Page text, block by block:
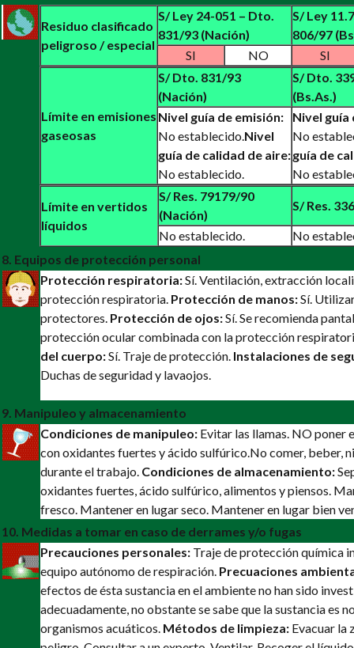
Residuo clasificado
peligroso / especial
S/ Ley 24-051 – Dto.
831/93 (Nación)
S/ Ley
806/97
SI
NO SI
Límite en emisiones
gaseosas
S/ Dto. 831/93
(Nación)
S/ Dto.
(Bs.As.)
Nivel guía de emisión:
No establecido.Nivel
guía de calidad de aire:
No establecido.
Nivel guía
No
guía de
No
Límite en vertidos
líquidos
S/ Res. 79179/90
(Nación)
S/ Res.
No establecido.
No
8. Equipos de protección personal
Protección respiratoria:Sí. Ventilación, extracción
protección respiratoria. Protección de manos:Sí.
protectores. Protección de ojos:Sí. Se recomienda
protección ocular combinada con la protección
del cuerpo:Sí. Traje de protección. Instalaciones de
Duchas de seguridad y lavaojos.
9. Manipuleo y almacenamiento
Condiciones de manipuleo: Evitar las llamas. NO poner
con oxidantes fuertes y ácido sulfúrico.No comer, beber,
durante el trabajo. Condiciones de almacenamiento:
oxidantes fuertes, ácido sulfúrico, alimentos y piensos.
fresco. Mantener en lugar seco. Mantener en lugar bien
10. Medidas a tomar en caso de derrames y/o fugas
Precauciones personales: Traje de protección química
equipo autónomo de respiración. Precuaciones
efectos de ésta sustancia en el ambiente no han sido
adecuadamente, no obstante se sabe que la sustancia es
organismos acuáticos. Métodos de limpieza: Evacuar la